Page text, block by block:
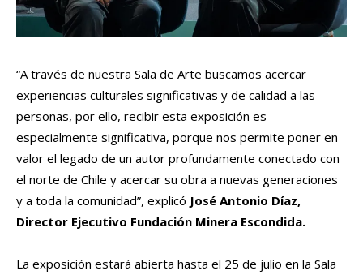
“A través de nuestra Sala de Arte buscamos acercar
experiencias culturales significativas y de calidad a las
personas, por ello, recibir esta exposición es
especialmente significativa, porque nos permite poner en
valor el legado de un autor profundamente conectado con
el norte de Chile y acercar su obra a nuevas generaciones
y a toda la comunidad”, explicó José Antonio Díaz,
Director Ejecutivo Fundación Minera Escondida.
La exposición estará abierta hasta el 25 de julio en la Sala